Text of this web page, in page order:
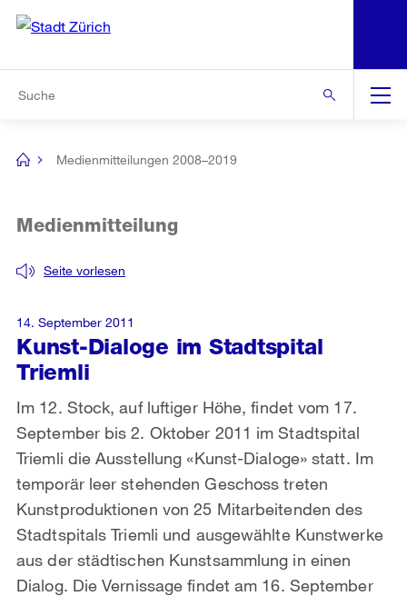
Navigation
[no
Medienmitteilungen 2008–2019
Kunst-Dialoge im Stadtspital
Triemli
Seite vorlesen
Medienmitteilung
Im 12. Stock, auf luftiger Höhe, findet vom 17.
September bis 2. Oktober 2011 im Stadtspital
Triemli die Ausstellung «Kunst-Dialoge» statt. Im
temporär leer stehenden Geschoss treten
Kunstproduktionen von 25 Mitarbeitenden des
Stadtspitals Triemli und ausgewählte Kunstwerke
aus der städtischen Kunstsammlung in einen
Dialog. Die Vernissage findet am 16. September
14. September 2011